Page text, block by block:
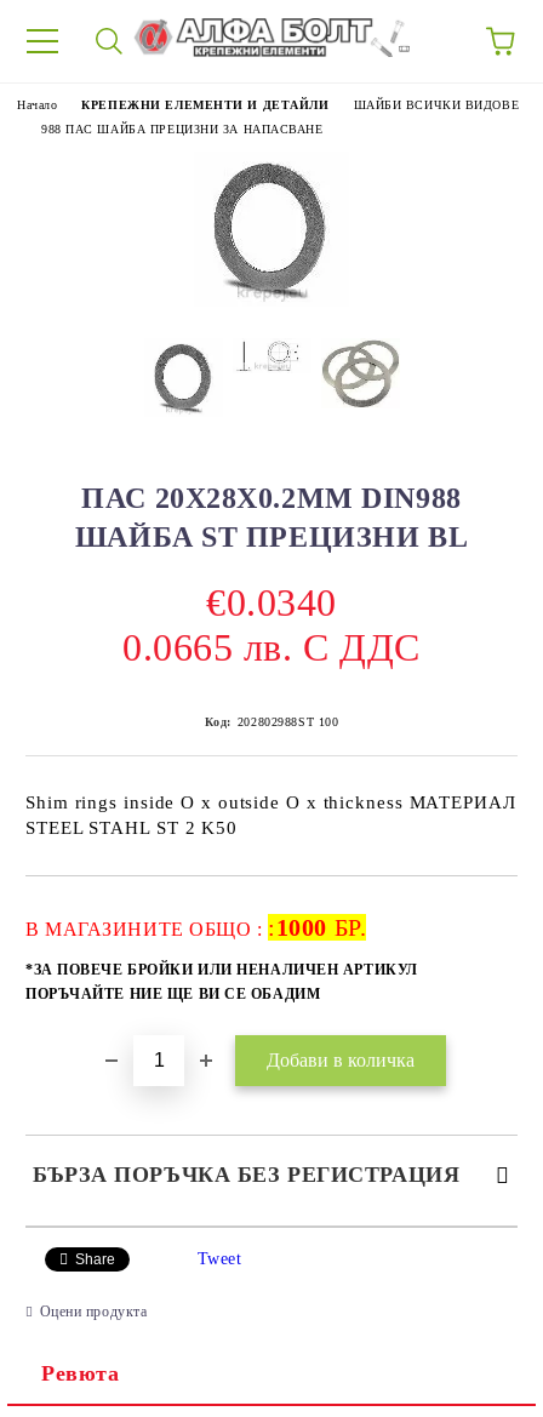
Начало КРЕПЕЖНИ ЕЛЕМЕНТИ И ДЕТАЙЛИ
ШАЙБИ ВСИЧКИ ВИДОВЕ
988 ПАС ШАЙБА ПРЕЦИЗНИ ЗА НАПАСВАНЕ
ПАС 20X28X0.2ММ DIN988
ШАЙБА ST ПРЕЦИЗНИ BL
€0.0340
0.0665 лв. С ДДС
Код: 202802988ST 100
Shim rings inside O x outside O x thickness МАТЕРИАЛ
STEEL STAHL ST 2 K50
В МАГАЗИНИТЕ ОБЩО : :1000 БР.
*ЗА ПОВЕЧЕ БРОЙКИ ИЛИ НЕНАЛИЧЕН АРТИКУЛ
ПОРЪЧАЙТЕ НИЕ ЩЕ ВИ СЕ ОБАДИМ
БЪРЗА ПОРЪЧКА БЕЗ РЕГИСТРАЦИЯ
Ние ще се свържем с вас в рамките на работния ден.
Share Tweet
Оцени продукта
Ревюта